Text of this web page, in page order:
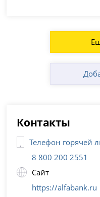
Контакты
Телефон горячей
8 800 200 2551
Сайт
https://alfabank.ru